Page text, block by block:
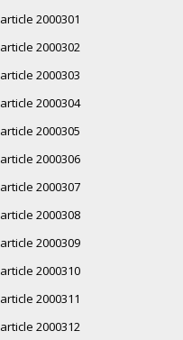
article 2000301
article 2000302
article 2000303
article 2000304
article 2000305
article 2000306
article 2000307
article 2000308
article 2000309
article 2000310
article 2000311
article 2000312